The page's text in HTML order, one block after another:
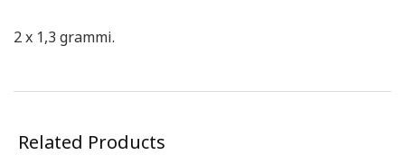
2 x 1,3 grammi.
Related Products